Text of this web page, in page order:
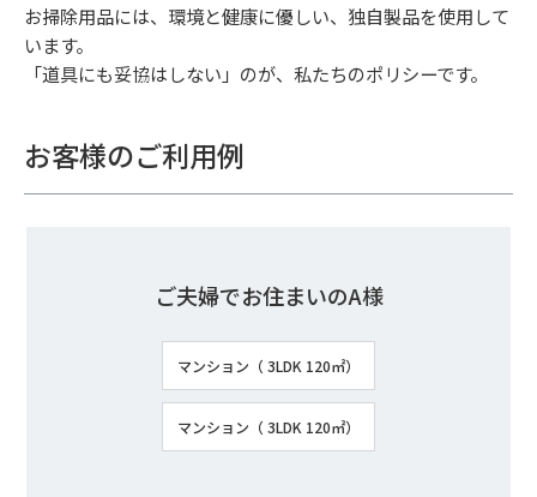
お掃除用品には、環境と健康に優しい、独自製品を使用して
います。
「道具にも妥協はしない」のが、私たちのポリシーです。
お客様のご利用例
ご夫婦でお住まいのA様
マンション（ 3LDK 120㎡）
マンション（ 3LDK 120㎡）